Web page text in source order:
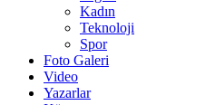
Kadın
Teknoloji
Spor
Foto Galeri
Video
Yazarlar